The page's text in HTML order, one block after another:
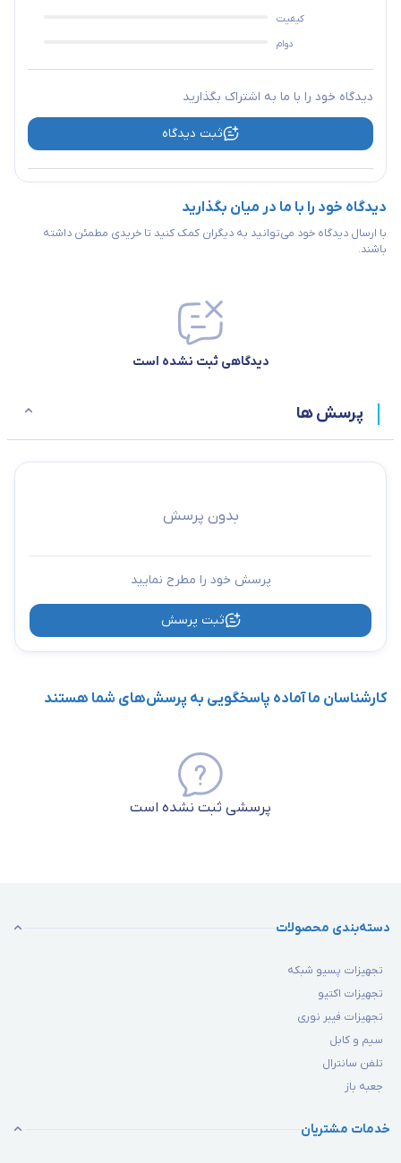
کیفیت
دوام
دیدگاه خود را با ما به اشتراک بگذارید
ثبت دیدگاه
دیدگاه خود را با ما در میان بگذارید
با ارسال دیدگاه خود می‌توانید به دیگران کمک کنید تا خریدی مطمئن داشته
باشند.
دیدگاهی ثبت نشده است
پرسش ها
بدون پرسش
پرسش خود را مطرح نمایید
ثبت پرسش
کارشناسان ما آماده پاسخگویی به پرسش‌های شما هستند
پرسشی ثبت نشده است
دسته‌بندی محصولات
تجهیزات پسیو شبکه
تجهیزات اکتیو
تجهیزات فیبر نوری
سیم و کابل
تلفن سانترال
جعبه باز
خدمات مشتریان